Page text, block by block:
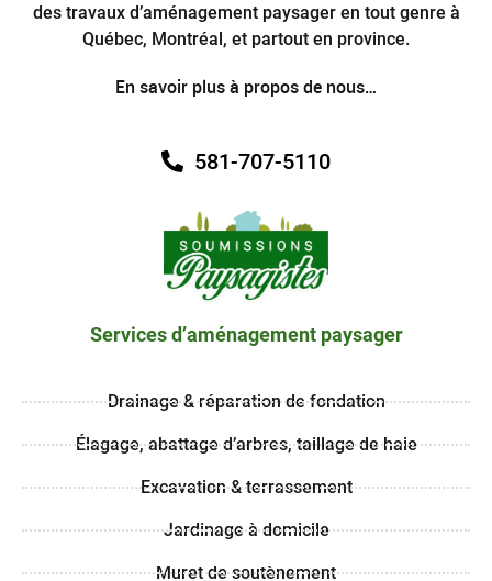
des travaux d’aménagement paysager en tout genre à
Québec, Montréal, et partout en province.
En savoir plus à propos de nous…
581-707-5110
Services d’aménagement paysager
Drainage & réparation de fondation
Élagage, abattage d’arbres, taillage de haie
Excavation & terrassement
Jardinage à domicile
Muret de soutènement